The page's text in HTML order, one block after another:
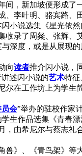
，新加坡便形成
李叶明、骆宾路、
说选集《星光依然
收录了周粲、张辉
深度，或是从展现
向读者推介闪小说，
述闪小说的艺术特征
在工作坊上为学
员会”举办的驻校作家
生作品选集《青春
，由希尼尔与蔡志
》、《青鸟架》等